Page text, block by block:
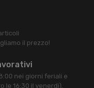
il prezzo!
nei giorni feriali e
le 16:30 il venerdì).